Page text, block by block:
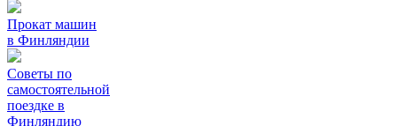
Прокат машин
в Финляндии
Советы по
самостоятельной
поездке в
Финляндию